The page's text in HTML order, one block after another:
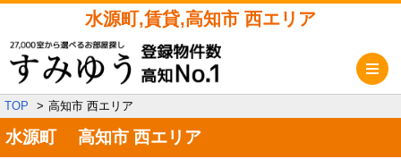
水源町,賃貸,高知市 西エリア
TOP 高知市 西エリア
水源町 高知市 西エリア